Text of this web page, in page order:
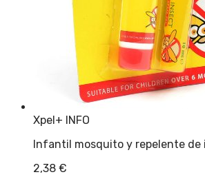
Xpel+ INFO
Infantil mosquito y repelente de
2,38 €